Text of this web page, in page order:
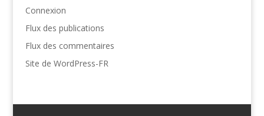
Connexion
Flux des publications
Flux des commentaires
Site de WordPress-FR